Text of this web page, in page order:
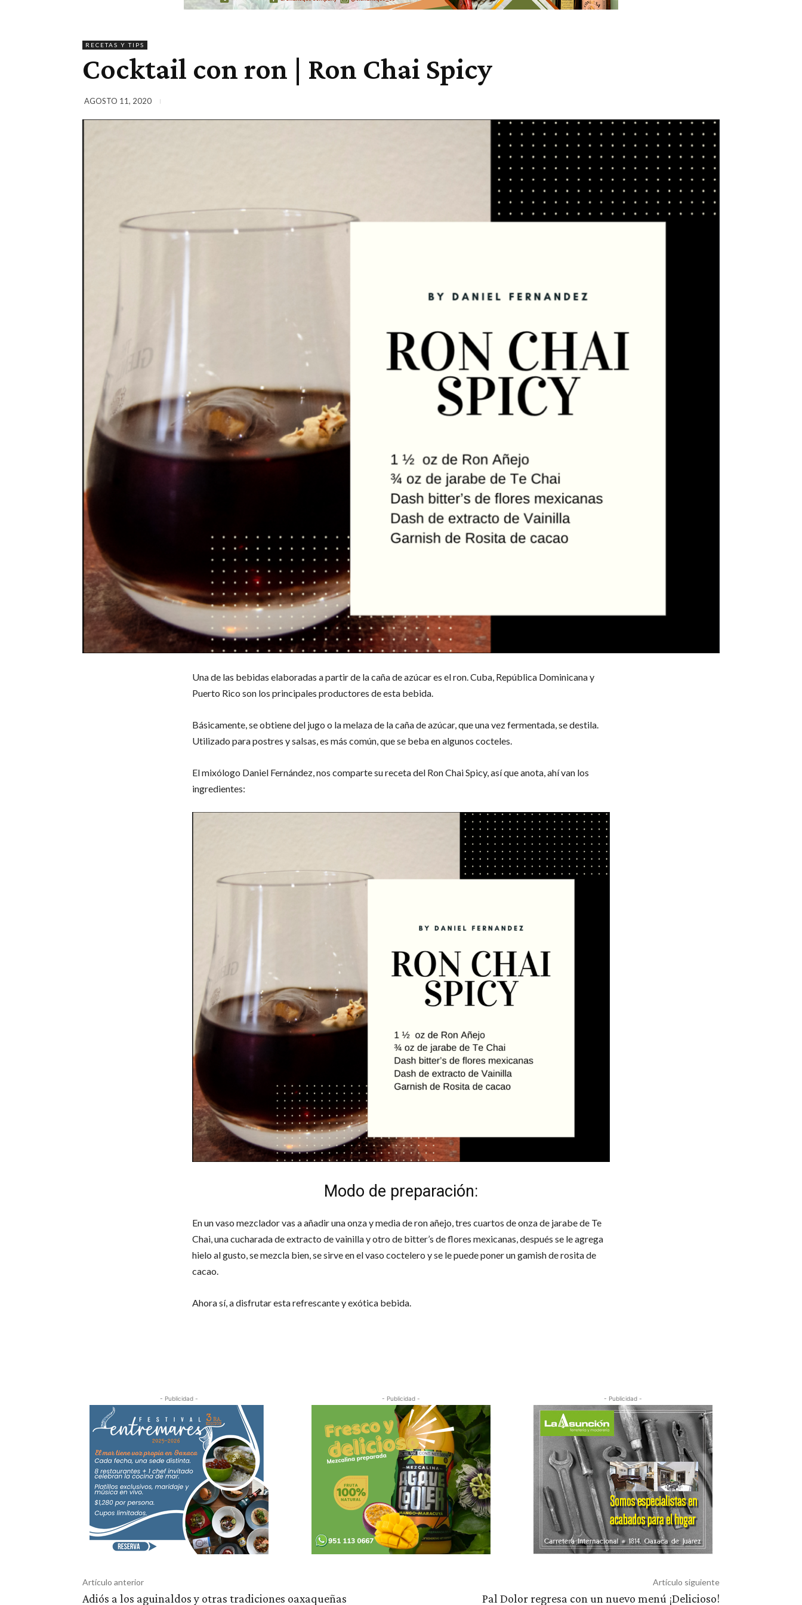
RECETAS Y TIPS
Cocktail con ron | Ron Chai Spicy
AGOSTO 11, 2020
Una de las bebidas elaboradas a partir de la caña de azúcar es el ron. Cuba, República Dominicana y
Puerto Rico son los principales productores de esta bebida.
Básicamente, se obtiene del jugo o la melaza de la caña de azúcar, que una vez fermentada, se destila.
Utilizado para postres y salsas, es más común, que se beba en algunos cocteles.
El mixólogo Daniel Fernández, nos comparte su receta del Ron Chai Spicy, así que anota, ahí van los
ingredientes:
Modo de preparación:
En un vaso mezclador vas a añadir una onza y media de ron añejo, tres cuartos de onza de jarabe de Te
Chai, una cucharada de extracto de vainilla y otro de bitter’s de flores mexicanas, después se le agrega
hielo al gusto, se mezcla bien, se sirve en el vaso coctelero y se le puede poner un gamish de rosita de
cacao.
Ahora sí, a disfrutar esta refrescante y exótica bebida.
- Publicidad - - Publicidad - - Publicidad -
Artículo anterior
Adiós a los aguinaldos y otras tradiciones oaxaqueñas
Artículo siguiente
Pal Dolor regresa con un nuevo menú ¡Delicioso!